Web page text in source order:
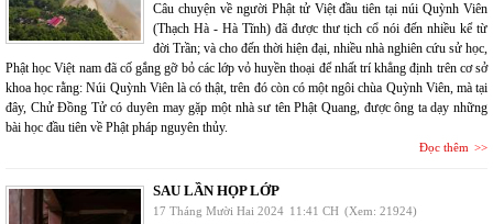
Câu chuyện về người Phật tử Việt đầu tiên tại núi Quỳnh Viên
(Thạch Hà - Hà Tĩnh) đã được thư tịch cổ nói đến nhiều kể từ
đời Trần; và cho đến thời hiện đại, nhiều nhà nghiên cứu sử học,
Phật học Việt nam đã cố gắng gỡ bỏ các lớp vỏ huyền thoại để nhất trí khẳng định trên cơ sở
khoa học rằng: Núi Quỳnh Viên là có thật, trên đó còn có một ngôi chùa Quỳnh Viên, mà tại
đây, Chử Đồng Tử có duyên may gặp một nhà sư tên Phật Quang, được ông ta dạy những
bài học đầu tiên về Phật pháp nguyên thủy.
Đọc thêm
SAU LẦN HỌP LỚP
17 Tháng Mười Hai 2024 11:41 CH (Xem: 21924)